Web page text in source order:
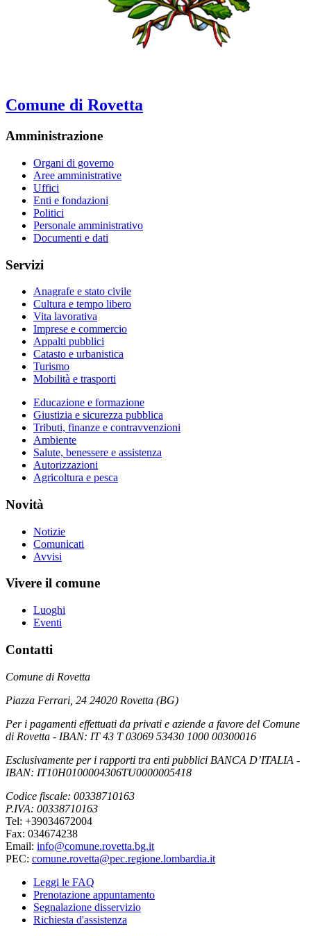
Comune di Rovetta
Amministrazione
Organi di governo
Aree amministrative
Uffici
Enti e fondazioni
Politici
Personale amministrativo
Documenti e dati
Servizi
Anagrafe e stato civile
Cultura e tempo libero
Vita lavorativa
Imprese e commercio
Appalti pubblici
Catasto e urbanistica
Turismo
Mobilità e trasporti
Educazione e formazione
Giustizia e sicurezza pubblica
Tributi, finanze e contravvenzioni
Ambiente
Salute, benessere e assistenza
Autorizzazioni
Agricoltura e pesca
Novità
Notizie
Comunicati
Avvisi
Vivere il comune
Luoghi
Eventi
Contatti
Comune di Rovetta
Piazza Ferrari, 24 24020 Rovetta (BG)
Per i pagamenti effettuati da privati e aziende a favore del Comune
di Rovetta - IBAN: IT 43 T 03069 53430 1000 00300016
Esclusivamente per i rapporti tra enti pubblici BANCA D’ITALIA -
IBAN: IT10H0100004306TU0000005418
Codice fiscale: 00338710163
P.IVA: 00338710163
Tel: +39034672004
Fax: 034674238
Email: info@comune.rovetta.bg.it
PEC: comune.rovetta@pec.regione.lombardia.it
Leggi le FAQ
Prenotazione appuntamento
Segnalazione disservizio
Richiesta d'assistenza